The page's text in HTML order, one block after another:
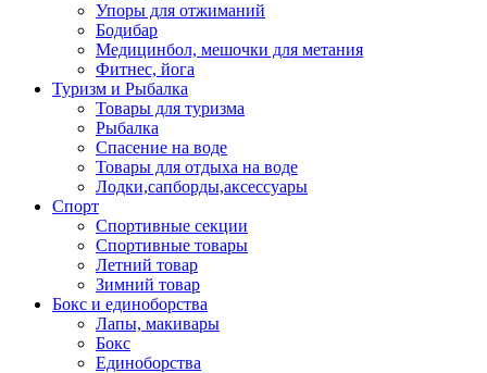
Упоры для отжиманий
Бодибар
Медицинбол, мешочки для метания
Фитнес, йога
Туризм и Рыбалка
Товары для туризма
Рыбалка
Спасение на воде
Товары для отдыха на воде
Лодки,сапборды,аксессуары
Спорт
Спортивные секции
Спортивные товары
Летний товар
Зимний товар
Бокс и единоборства
Лапы, макивары
Бокс
Единоборства